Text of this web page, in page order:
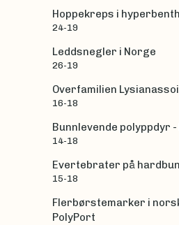
Hoppekreps i
24-19
Leddsnegler i Norge
26-19
Overfamilien
16-18
Bunnlevende polyppdyr -
14-18
Evertebrater på
15-18
Flerbørstemarker i
PolyPort